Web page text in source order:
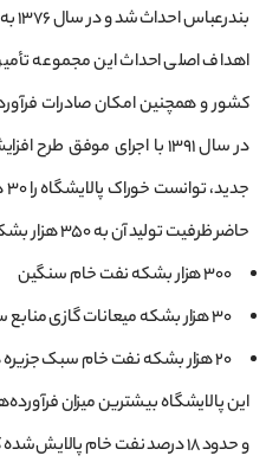
بندرعباس احداث شد و در سال ۱۳۷۶ به بهره‌برداری رسید.
اهداف اصلی احداث این مجموعه
کشور و همچنین امکان صادرات
در سال ۱۳۹۱ با اجرای موفق
حاضر ظرفیت تولید آن به ۳۵۰ هزار بشکه در روز رسیده است که شامل:
۳۰۰ هزار بشکه نفت خام سنگین
۳۰ هزار بشکه میعانات گازی منابع سرخون
۲۰ هزار بشکه نفت خام سبک جزیره هنگام
این پالایشگاه بیشترین میزان
و حدود ۱۸ درصد نفت خام پالایش‌شده کشور را بر عهده دارد.